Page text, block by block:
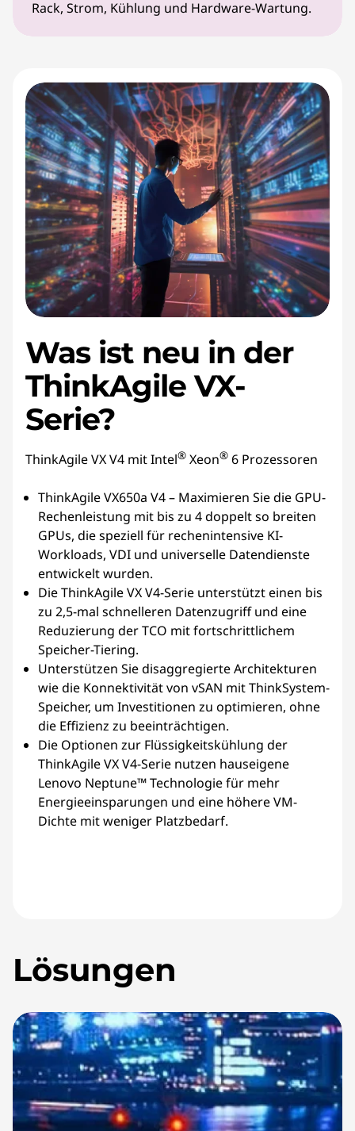
Rack, Strom, Kühlung und Hardware-Wartung.
Was ist neu in der
ThinkAgile VX-
Serie?
ThinkAgile VX V4 mit Intel® Xeon® 6 Prozessoren
ThinkAgile VX650a V4 – Maximieren Sie die GPU-
Rechenleistung mit bis zu 4 doppelt so breiten
GPUs, die speziell für rechenintensive KI-
Workloads, VDI und universelle Datendienste
entwickelt wurden.
Die ThinkAgile VX V4-Serie unterstützt einen bis
zu 2,5-mal schnelleren Datenzugriff und eine
Reduzierung der TCO mit fortschrittlichem
Speicher-Tiering.
Unterstützen Sie disaggregierte Architekturen
wie die Konnektivität von vSAN mit ThinkSystem-
Speicher, um Investitionen zu optimieren, ohne
die Effizienz zu beeinträchtigen.
Die Optionen zur Flüssigkeitskühlung der
ThinkAgile VX V4-Serie nutzen hauseigene
Lenovo Neptune™ Technologie für mehr
Energieeinsparungen und eine höhere VM-
Dichte mit weniger Platzbedarf.
Lösungen